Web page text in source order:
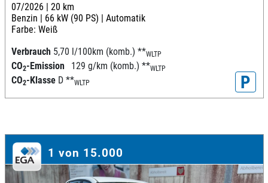
07/2026 | 20 km
Benzin | 66 kW (90 PS) | Automatik
Farbe: Weiß
Verbrauch 5,70 l/100km (komb.) **WLTP
CO2-Emission 129 g/km (komb.) **WLTP
CO2-Klasse D **WLTP P
1 von 15.000